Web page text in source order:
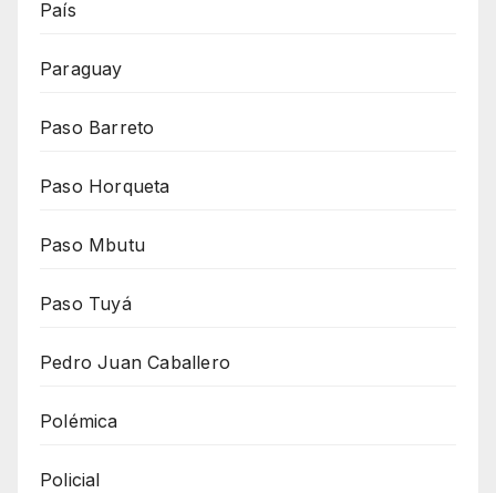
País
Paraguay
Paso Barreto
Paso Horqueta
Paso Mbutu
Paso Tuyá
Pedro Juan Caballero
Polémica
Policial